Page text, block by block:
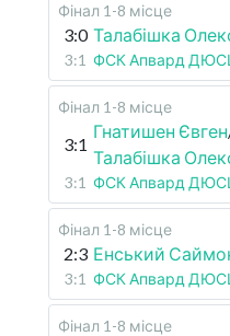
Фінал 1-8 місце
3:0 Талабішка
3:1 ФСК Апвард
Фінал 1-8 місце
3:1
Гнатишен Євген
Талабішка
3:1 ФСК Апвард
Фінал 1-8 місце
2:3 Енський
3:1 ФСК Апвард
Фінал 1-8 місце